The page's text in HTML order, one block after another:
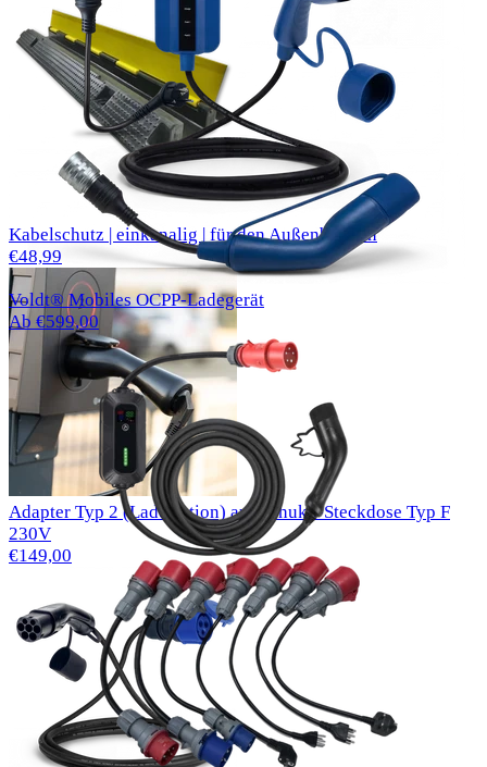
Kabelschutz | einkanalig | für den Außenbereich
€48,99
Adapter Typ 2 (Ladestation) auf Schuko-Steckdose Typ F
230V
€149,00
Voldt® Mobiles OCPP-Ladegerät
Ab €599,00